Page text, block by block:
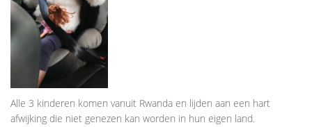
Alle 3 kinderen komen vanuit Rwanda en lijden aan een hart
afwijking die niet genezen kan worden in hun eigen land.